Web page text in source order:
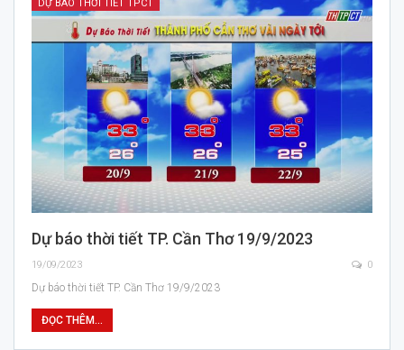
DỰ BÁO THỜI TIẾT TPCT
Dự báo thời tiết TP. Cần Thơ 19/9/2023
19/09/2023 0
Dự báo thời tiết TP. Cần Thơ 19/9/2023
ĐỌC THÊM...